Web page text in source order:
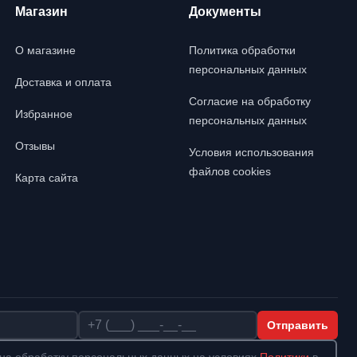
Магазин
О магазине
Доставка и оплата
Избранное
Отзывы
Карта сайта
Документы
Политика обработки
персональных данных
Согласие на обработку
персональных данных
Условия использования
файлов cookies
Телефон Отправить